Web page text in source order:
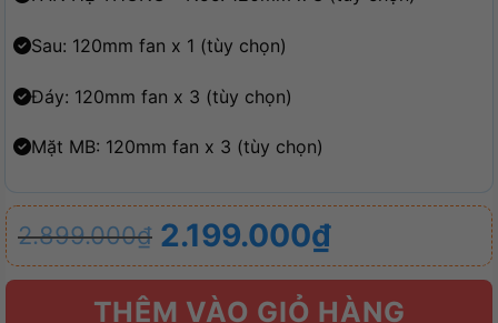
Sau: 120mm fan x 1 (tùy chọn)
Đáy: 120mm fan x 3 (tùy chọn)
Mặt MB: 120mm fan x 3 (tùy chọn)
2.899.000₫
Giá
gốc
2.199.000₫
Giá
hiện
THÊM VÀO GIỎ HÀNG